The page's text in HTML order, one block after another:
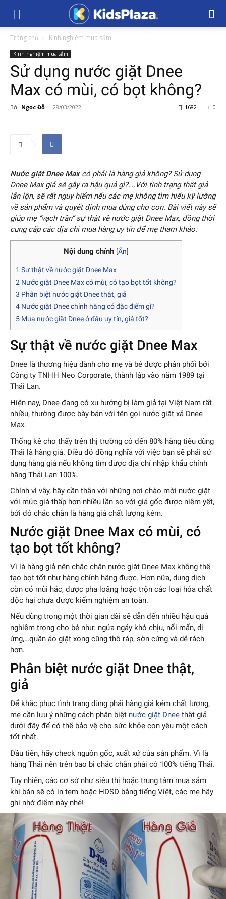
Trang chủ Kinh nghiệm mua sắm
Kinh nghiệm mua sắm
Sử dụng nước giặt Dnee
Max có mùi, có bọt không?
Bởi Ngọc Đỗ - 28/03/2022 0
1682
Nước giặt Dnee Max có phải là hàng giả không? Sử dụng
Dnee Max giả sẽ gây ra hậu quả gì?….Với tình trạng thật giả
lẫn lộn, sẽ rất nguy hiểm nếu các mẹ không tìm hiểu kỹ lưỡng
về sản phẩm và quyết định mua dùng cho con. Bài viết này sẽ
giúp mẹ “vạch trần” sự thật về nước giặt Dnee Max, đồng thời
cung cấp các địa chỉ mua hàng uy tín để mẹ tham khảo.
Nội dung chính [Ẩn]
1 Sự thật về nước giặt Dnee Max
2 Nước giặt Dnee Max có mùi, có tạo bọt tốt không?
3 Phân biệt nước giặt Dnee thật, giả
4 Nước giặt Dnee chính hãng có đặc điểm gì?
5 Mua nước giặt Dnee ở đâu uy tín, giá tốt?
Sự thật về nước giặt Dnee Max
Dnee là thương hiệu dành cho mẹ và bé được phân phối bởi
Công ty TNHH Neo Corporate, thành lập vào năm 1989 tại
Thái Lan.
Hiện nay, Dnee đang có xu hướng bị làm giả tại Việt Nam rất
nhiều, thường được bày bán với tên gọi nước giặt xả Dnee
Max.
Thống kê cho thấy trên thị trường có đến 80% hàng tiêu dùng
Thái là hàng giả. Điều đó đồng nghĩa với việc bạn sẽ phải sử
dụng hàng giả nếu không tìm được địa chỉ nhập khẩu chính
hãng Thái Lan 100%.
Chính vì vậy, hãy cần thận với những nơi chào mời nước giặt
với mức giá thấp hơn nhiều lần so với giá gốc được niêm yết,
bởi đó chắc chắn là hàng giả chất lượng kém.
Nước giặt Dnee Max có mùi, có
tạo bọt tốt không?
Vì là hàng giả nên chắc chắn nước giặt Dnee Max không thể
tạo bọt tốt như hàng chính hãng được. Hơn nữa, dung dịch
còn có mùi hắc, được pha loãng hoặc trộn các loại hóa chất
độc hại chưa được kiểm nghiệm an toàn.
Nếu dùng trong một thời gian dài sẽ dẫn đến nhiều hậu quả
nghiêm trọng cho bé như: ngứa ngáy khó chịu, nổi mẩn, dị
ứng,…quần áo giặt xong cũng thô ráp, sờn cứng và dễ rách
hơn.
Phân biệt nước giặt Dnee thật,
giả
Để khắc phục tình trạng dùng phải hàng giả kém chất lượng,
mẹ cần lưu ý những cách phân biệt nước giặt Dnee thật-giả
dưới đây để có thể bảo vệ cho sức khỏe con yêu một cách
tốt nhất.
Đầu tiên, hãy check nguồn gốc, xuất xứ của sản phẩm. Vì là
hàng Thái nên trên bao bì chắc chắn phải có 100% tiếng Thái.
Tuy nhiên, các cơ sở như siêu thị hoặc trung tâm mua sắm
khi bán sẽ có in tem hoặc HDSD bằng tiếng Việt, các mẹ hãy
ghi nhớ điểm này nhé!